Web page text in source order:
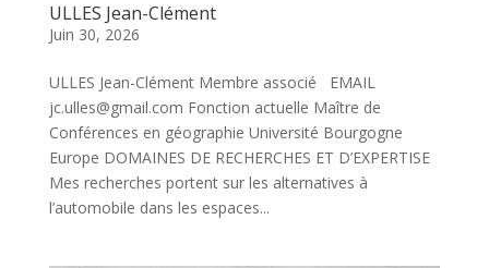
ULLES Jean-Clément
Juin 30, 2026
ULLES Jean-Clément Membre associé EMAIL
jc.ulles@gmail.com Fonction actuelle Maître de
Conférences en géographie Université Bourgogne
Europe DOMAINES DE RECHERCHES ET D’EXPERTISE
Mes recherches portent sur les alternatives à
l’automobile dans les espaces...